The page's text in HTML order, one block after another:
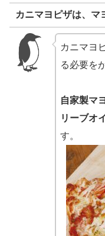
カニマヨピザは、マ
カニマヨ
る必要を
自家製マ
リーブオ
す。